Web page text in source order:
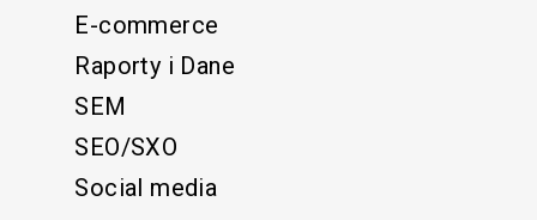
E-commerce
Raporty i Dane
SEM
SEO/SXO
Social media